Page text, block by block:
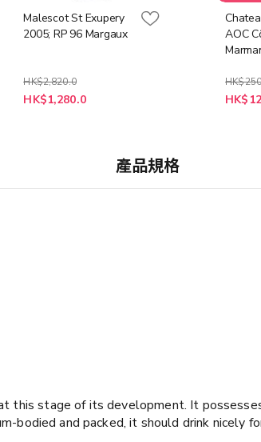
Malescot St Exupery
2005; RP 96 Margaux
HK$2,820.0
特
HK$1,280.0
AOC
特
產品規格
this stage of its development. It
bodied and packed, it should drink nicely